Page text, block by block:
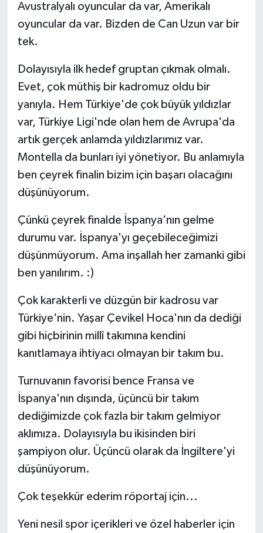
Avustralyalı oyuncular da var, Amerikalı
oyuncular da var. Bizden de Can Uzun var bir
tek.
Dolayısıyla ilk hedef gruptan çıkmak olmalı.
Evet, çok müthiş bir kadromuz oldu bir
yanıyla. Hem Türkiye'de çok büyük yıldızlar
var, Türkiye Ligi'nde olan hem de Avrupa'da
artık gerçek anlamda yıldızlarımız var.
Montella da bunları iyi yönetiyor. Bu anlamıyla
ben çeyrek finalin bizim için başarı olacağını
düşünüyorum.
Çünkü çeyrek finalde İspanya'nın gelme
durumu var. İspanya'yı geçebileceğimizi
düşünmüyorum. Ama inşallah her zamanki gibi
ben yanılırım. :)
Çok karakterli ve düzgün bir kadrosu var
Türkiye'nin. Yaşar Çevikel Hoca'nın da dediği
gibi hiçbirinin millî takımına kendini
kanıtlamaya ihtiyacı olmayan bir takım bu.
Turnuvanın favorisi bence Fransa ve
İspanya'nın dışında, üçüncü bir takım
dediğimizde çok fazla bir takım gelmiyor
aklımıza. Dolayısıyla bu ikisinden biri
şampiyon olur. Üçüncü olarak da İngiltere'yi
düşünüyorum.
Çok teşekkür ederim röportaj için...
Yeni nesil spor içerikleri ve özel haberler için